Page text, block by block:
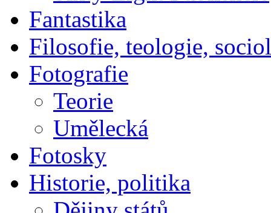
Fantastika
Filosofie, teologie,
Fotografie
Teorie
Umělecká
Fotosky
Historie, politika